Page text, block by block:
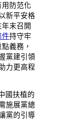
防范化
新平安格
末召開
件持守牢
義務，
黨建引領
力更高程
國扶植的
施展黨總
黨的引導